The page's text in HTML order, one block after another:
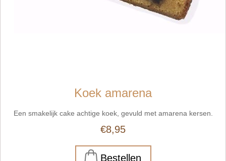
Koek amarena
Een smakelijk cake achtige koek, gevuld met amarena kersen.
€8,95